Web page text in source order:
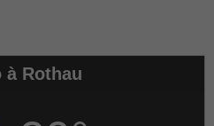
à Rothau